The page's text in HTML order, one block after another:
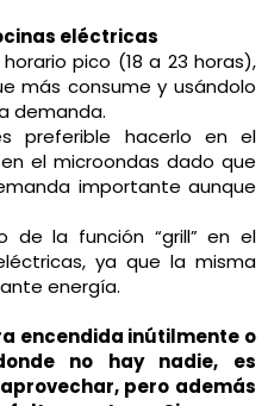
eléctricas
pico (18 a 23 horas),
más consume y usándolo
demanda.
preferible hacerlo en el
el microondas dado que
importante aunque
de la función “grill” en el
ya que la misma
energía.
encendida inútilmente o
no hay nadie, es
pero además